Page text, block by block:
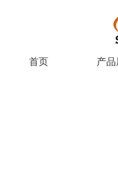
首页 产